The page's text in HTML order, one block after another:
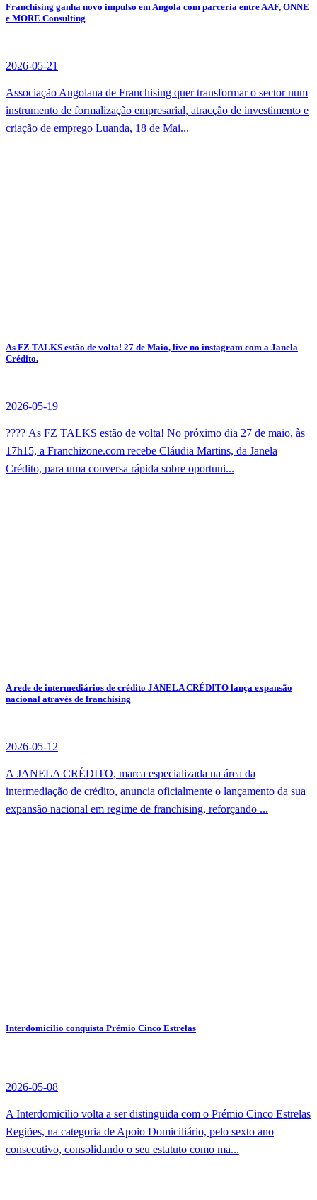
Franchising ganha novo impulso em Angola com parceria entre AAF, ONNE
e MORE Consulting
2026-05-21
Associação Angolana de Franchising quer transformar o sector num
instrumento de formalização empresarial, atracção de investimento e
criação de emprego Luanda, 18 de Mai...
As FZ TALKS estão de volta! 27 de Maio, live no instagram com a Janela
Crédito.
2026-05-19
???? As FZ TALKS estão de volta! No próximo dia 27 de maio, às
17h15, a Franchizone.com recebe Cláudia Martins, da Janela
Crédito, para uma conversa rápida sobre oportuni...
A rede de intermediários de crédito JANELA CRÉDITO lança expansão
nacional através de franchising
2026-05-12
A JANELA CRÉDITO, marca especializada na área da
intermediação de crédito, anuncia oficialmente o lançamento da sua
expansão nacional em regime de franchising, reforçando ...
Interdomicilio conquista Prémio Cinco Estrelas
2026-05-08
A Interdomicilio volta a ser distinguida com o Prémio Cinco Estrelas
Regiões, na categoria de Apoio Domiciliário, pelo sexto ano
consecutivo, consolidando o seu estatuto como ma...